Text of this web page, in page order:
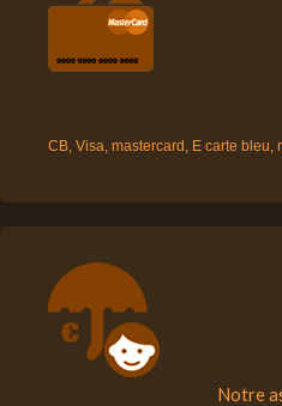
CB, Visa, mastercard, E carte bleu,
Notre